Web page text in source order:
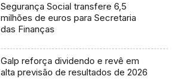
Segurança Social transfere 6,5
milhões de euros para Secretaria
das Finanças
Galp reforça dividendo e revê em
alta previsão de resultados de 2026